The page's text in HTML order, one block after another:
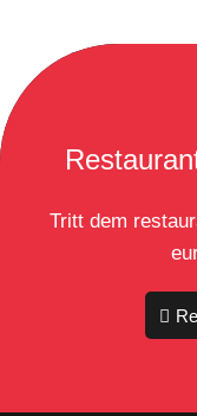
Tritt dem